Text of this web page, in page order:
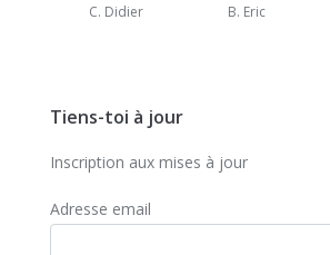
C. Didier B. Eric
Tiens-toi à jour
Inscription aux mises à jour
Adresse email